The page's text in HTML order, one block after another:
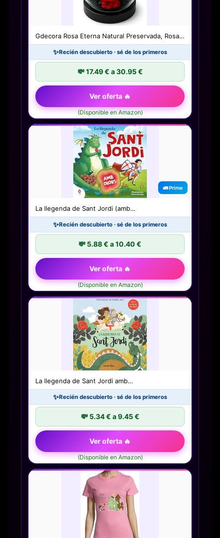
Gdecora Rosa Eterna Natural Preservada, Rosa…
✨Recién descubierto · sé de los primeros
💸 17.49 € a 30.95 €
Ver oferta 🔥
(Disponible en Amazon)
🚛 Prime
La llegenda de Sant Jordi (amb…
✨Recién descubierto · sé de los primeros
💸 5.88 € a 10.40 €
Ver oferta 🔥
(Disponible en Amazon)
La llegenda de Sant Jordi amb…
✨Recién descubierto · sé de los primeros
💸 5.34 € a 9.45 €
Ver oferta 🔥
(Disponible en Amazon)